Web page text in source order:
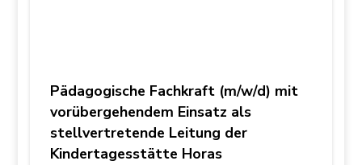
Pädagogische Fachkraft (m/w/d) mit
vorübergehendem Einsatz als
stellvertretende Leitung der
Kindertagesstätte Horas